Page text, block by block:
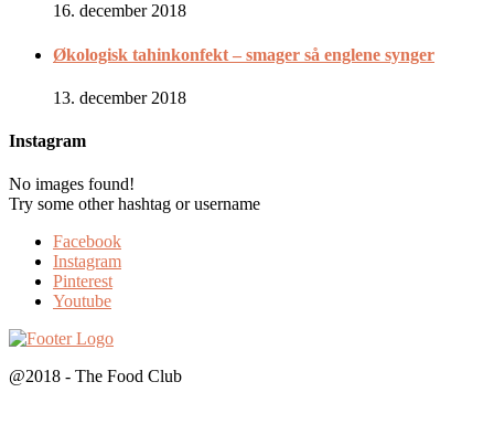
16. december 2018
Økologisk tahinkonfekt – smager så englene synger
13. december 2018
Instagram
No images found!
Try some other hashtag or username
Facebook
Instagram
Pinterest
Youtube
@2018 - The Food Club